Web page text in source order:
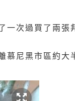
一次過買了兩張
慕尼黑市區約大